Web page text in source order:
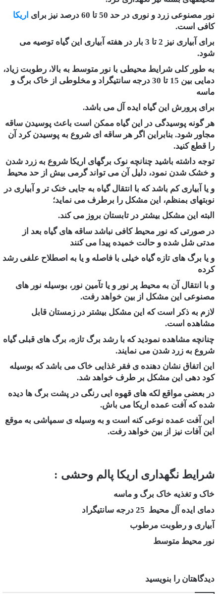
نور مصنوعی زرد و نوری در حد 50 تا 60 درصد ‏نیز برای
اریکا
کافی است.
برای آبیاری نیز 2 تا 3 بار در هفته آبیاری این گیاه توصیه می
شود.‏
به طور کلی شرایط محیطی با نور متوسط به بالا، رطوبت زیاد،
دمایی بین 15 تا 30 درجه سانتیگراد و مخلوطی از خاک برگ و
‏ماسه
برای پرورش این گیاه ایده آل می باشد.
هر گونه پوسیدگی در این گیاه ممکن است باعث پوسیدن ساقه
مجاور شود. بنابراین اگر هر ساقه ای شروع به پوسیدن کرد آن
را ‏قطع کنید.
توجه داشته باشید چنانچه نوک برگهای اریکا شروع به زرد شدن
و خشک شدن نمود، دلیل آن می تواند گرمی بیش از حد محیط
و یا ‏آبیاری کم باشد که با انتقال گیاه به جایی خنک تر و آبیاری در
نوبتهای بمنظم، این مشکل را برطرف می نماید؛
البته این مشکل ‏بیشتر در تابستان بروز می کند‏‎.‎
در صورتی که نور محیط کافی نباشد ساقه های گیاه بعد از
مدتی شل شده و حالت خمیده پیدا می کنند
و یا برگ های تازه گیاه ‏خیلی با فاصله و یا به اصطلاح علفی رشد
کرده
و با انتقال آن به محیط پر نور و یا تآمین نور، بوسیله نور های
مصنوعی این مشکل از ‏بین خواهد رفت.
لازم به ذکر است که این مشکل بیشتر در زمستان قابل
مشاهده است.
چنانچه مشاهده نمودید که با رشد برگ تازه، برگ های قبلی گیاه
شروع به زرد شدن می نمایند.
این اتفاق نشان دهنده ی فقر غذایی خاک می باشد ‏که بوسیله
کود دهی این مشکل بر طرف خواهد شد‏‎.‎
در بعضی مواقع لکه های قهوه ایی رنگی در پشت برگ ها دیده
شده که آفت عمده اریکا می باش.
این آفت عمده نوعی کنه است و به وسیله ی ‏سمپاشی به موقع
این آفات نیز از بین خواهد رفت‏‎.‎
شرایط نگهداری اریکا پالم وحشی ‏:
خاک و تغذیه ‏خاک برگ و ماسه‏
دمای ایده آل محیط ‏ 25‏‎ ‎درجه سانتیگراد
آبیاری و رطوبت مرطوب‏‎
نور محیط ‏متوسط‎ ‎
دیدگاهتان را بنویسید